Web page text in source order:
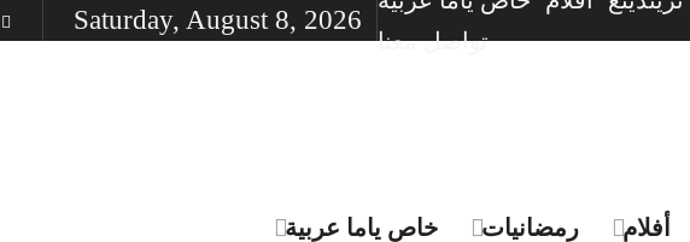
تواصل معنا
Saturday, August 8, 2026
خاص ياما عربية رمضانيات أفلام